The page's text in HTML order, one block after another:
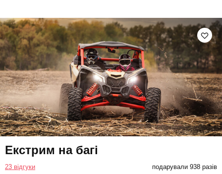
Екстрим на багі
23 відгуки подарували 938 разів